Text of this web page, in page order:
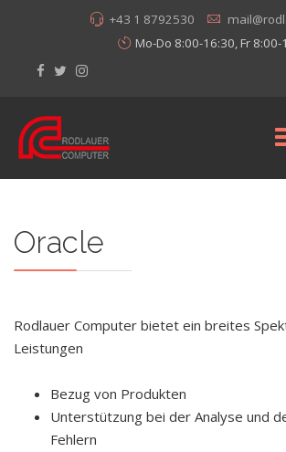
+43 1 8792530
Mo-Do 8:00-16:30, Fr 8:00-
Oracle
Rodlauer Computer bietet ein breites
Leistungen
Bezug von Produkten
Unterstützung bei der Analyse und
Fehlern